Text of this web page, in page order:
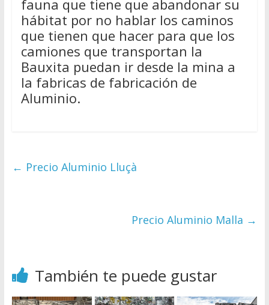
fauna que tiene que abandonar su
hábitat por no hablar los caminos
que tienen que hacer para que los
camiones que transportan la
Bauxita puedan ir desde la mina a
la fabricas de fabricación de
Aluminio.
← Precio Aluminio Lluçà
Precio Aluminio Malla →
También te puede gustar